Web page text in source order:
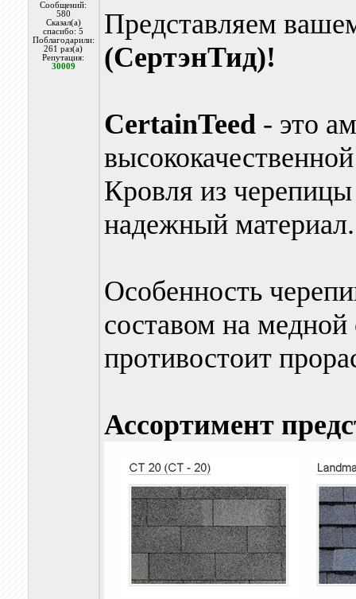
Сообщений:
580
Сказал(а)
спасибо: 5
Поблагодарили:
261 раз(а)
Репутация:
30009
Представляем
(СертэнТид)!
CertainTeed - это
Кровля из
надежный материал.
Особенность
составом на
противостоит
Ассортимент